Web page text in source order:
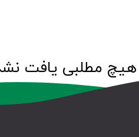
هیچ مطلبی یافت
متاسفیم، مطلبی مرتبط با جستجوی